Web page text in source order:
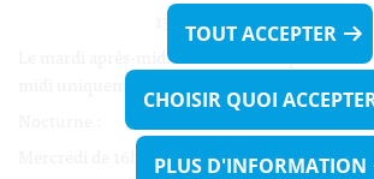
13h30 - 16h00
Le mardi après-midi et le vendredi après-
midi uniquement sur Rdv.
Mercredi de 16h00 - 18h45 uniquement sur
TOUT ACCEPTER
CHOISIR QUOI
PLUS D'INFORMATION